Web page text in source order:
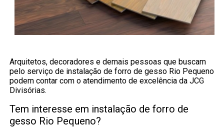
Arquitetos, decoradores e demais pessoas que buscam
pelo serviço de instalação de forro de gesso Rio Pequeno
podem contar com o atendimento de excelência da JCG
Divisórias.
Tem interesse em instalação de forro de
gesso Rio Pequeno?